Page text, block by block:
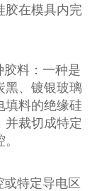
胶在模具内完
料：一种是
黑、镀银玻璃
填料的绝缘硅
并裁切成特定
特定导电区